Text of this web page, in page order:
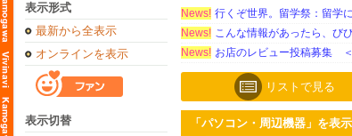
表示形式
最新から全表示
オンラインを表示
表示切替
News! 行くぞ世界。留学祭：留学
News! こんな情報があったら、び
News! お店のレビュー投稿募集
リストで見る
「パソコン・周辺機器」を表